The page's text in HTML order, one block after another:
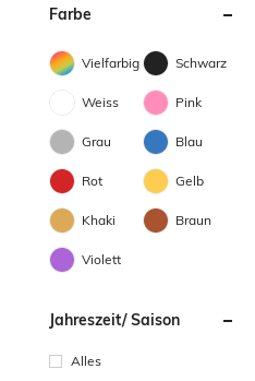
Farbe
Vielfarbig Schwarz
Weiss Pink
Grau Blau
Rot Gelb
Khaki Braun
Violett
Jahreszeit/ Saison
Alles